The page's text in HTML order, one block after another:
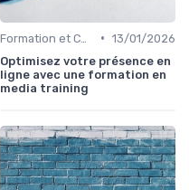
• 13/01/2026
Optimisez votre présence en
ligne avec une formation en
media training